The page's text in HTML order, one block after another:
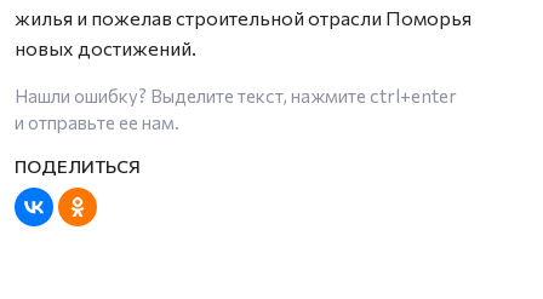
жилья и пожелав строительной отрасли Поморья
новых достижений.
Нашли ошибку? Выделите текст, нажмите ctrl+enter
и отправьте ее нам.